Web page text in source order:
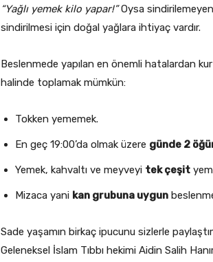
“Yağlı yemek kilo yapar!”Oysa
sindirilmesi için doğal yağlara ihtiyaç vardır.
Beslenmede yapılan en önemli hatalardan
halinde toplamak mümkün:
Tokken yememek.
En geç 19:00’da olmak üzere günde 2
Ye­mek, kah­val­tı ve mey­veyi tek çe­şit
Mizaca yani kan grubuna uygun
Sade yaşamın birkaç ipucunu sizlerle
Geleneksel İslam Tıbbı hekimi Aidin Salih